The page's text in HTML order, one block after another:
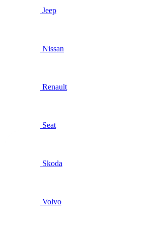
Jeep
Nissan
Renault
Seat
Skoda
Volvo